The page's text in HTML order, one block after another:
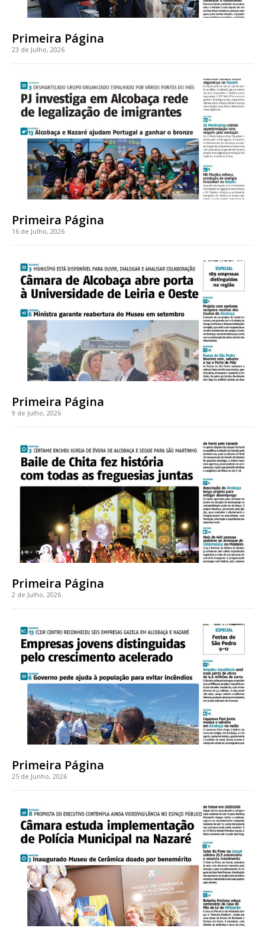
casa
Acesso ao conteúdo online
Acesso aos conteúdos Exclusivos para
assinantes
Escolha o plano
ASSINATURA
DIGITAL ANUAL
16€
Acesso ao conteúdo online
Acesso aos conteúdos Exclusivos para
assinantes
Ofertas para assinatura anual
Escolha o plano
Primeira Página
23 de Julho, 2026
Primeira Página
16 de Julho, 2026
Primeira Página
9 de Julho, 2026
Primeira Página
2 de Julho, 2026
Primeira Página
25 de Junho, 2026